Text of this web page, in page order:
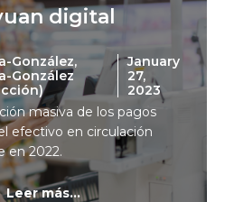
digital
González,
González
January
27,
2023
masiva de los pagos
efectivo en circulación
en 2022.
Leer más...